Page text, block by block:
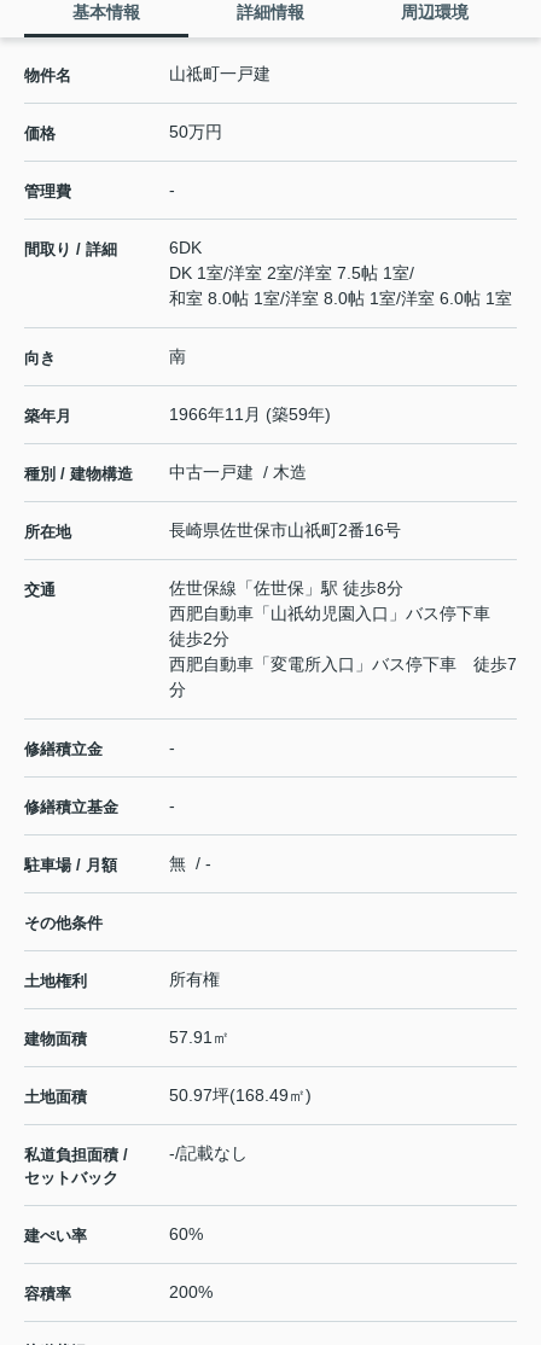
基本情報 詳細情報 周辺環境
物件名 山祗町一戸建
価格 50万円
管理費 -
間取り / 詳細
6DK
DK 1室/洋室 2室/洋室 7.5帖 1室/
和室 8.0帖 1室/洋室 8.0帖 1室/洋室 6.0帖 1室
向き 南
築年月 1966年11月 (築59年)
種別 / 建物構造 中古一戸建 / 木造
所在地 長崎県佐世保市山祇町2番16号
交通 佐世保線 「佐世保 」駅 徒歩8分
西肥自動車「山祇幼児園入口」バス停下車
徒歩2分
西肥自動車「変電所入口」バス停下車 徒歩7
分
修繕積立金 -
修繕積立基金 -
駐車場 / 月額 無 / -
その他条件
土地権利 所有権
建物面積 57.91㎡
土地面積 50.97坪(168.49㎡)
私道負担面積 /
セットバック
-/記載なし
建ぺい率 60%
容積率 200%